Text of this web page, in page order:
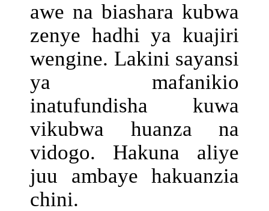
awe na biashara kubwa
zenye hadhi ya kuajiri
wengine. Lakini sayansi
ya mafanikio
inatufundisha kuwa
vikubwa huanza na
vidogo. Hakuna aliye
juu ambaye hakuanzia
chini.